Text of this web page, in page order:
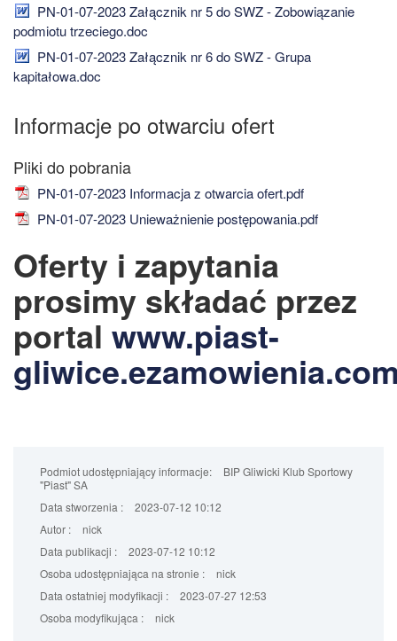
PN-01-07-2023 Załącznik nr 5 do SWZ - Zobowiązanie
podmiotu trzeciego.doc
PN-01-07-2023 Załącznik nr 6 do SWZ - Grupa
kapitałowa.doc
Informacje po otwarciu ofert
PN-01-07-2023 Informacja z otwarcia ofert.pdf
PN-01-07-2023 Unieważnienie postępowania.pdf
Oferty i zapytania
prosimy składać przez
portal www.piast-
Podmiot udostępniający informacje:
BIP Gliwicki Klub Sportowy
"Piast" SA
Data stworzenia :
2023-07-12 10:12
Autor :
nick
Data publikacji :
2023-07-12 10:12
Osoba udostępniająca na stronie :
nick
Data ostatniej modyfikacji :
2023-07-27 12:53
Osoba modyfikująca :
nick